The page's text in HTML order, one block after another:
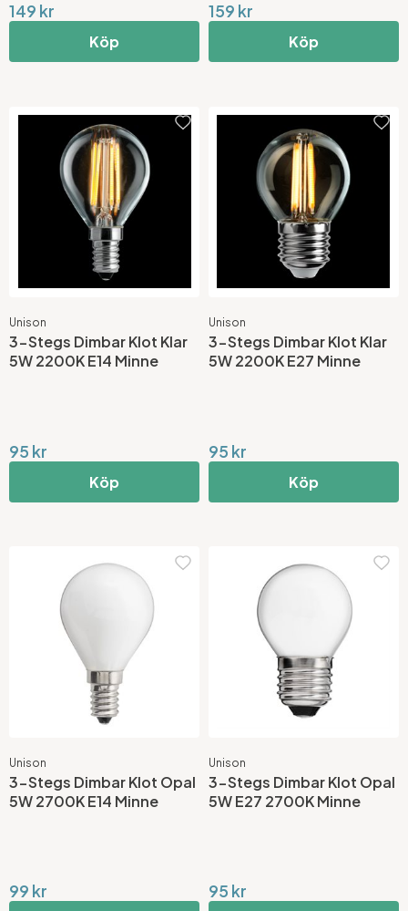
149 kr
Köp
159 kr
Köp
Unison
3-Stegs Dimbar Klot Klar
5W 2200K E14 Minne
95 kr
Köp
Unison
3-Stegs Dimbar Klot Klar
5W 2200K E27 Minne
95 kr
Köp
Unison
3-Stegs Dimbar Klot Opal
5W 2700K E14 Minne
99 kr
Unison
3-Stegs Dimbar Klot Opal
5W E27 2700K Minne
95 kr